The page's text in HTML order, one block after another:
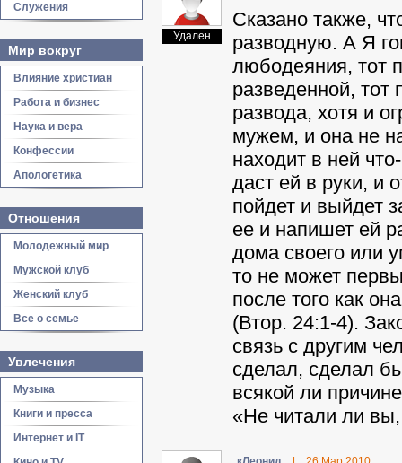
Служения
Мир вокруг
Влияние христиан
Работа и бизнес
Наука и вера
Конфессии
Апологетика
Отношения
Молодежный мир
Мужской клуб
Женский клуб
Все о семье
Увлечения
Музыка
Книги и пресса
Интернет и IT
Удален
Сказано также,
разводную. А Я
любодеяния, тот
разведенной,
развода, хотя и
мужем, и она не
находит в ней
даст ей в руки, и
пойдет и выйдет
ее и напишет ей
дома своего или
то не может
после того как
(Втор. 24:1-4).
связь с другим
сделал, сделал
всякой ли
«Не читали ли